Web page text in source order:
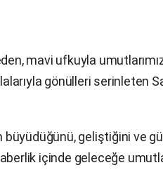
mavi ufkuyla
gönülleri serinleten
büyüdüğünü, geliştiğini ve
içinde geleceğe